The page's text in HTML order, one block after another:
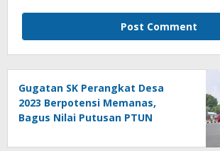
Gugatan SK Perangkat Desa
2023 Berpotensi Memanas,
Bagus Nilai Putusan PTUN